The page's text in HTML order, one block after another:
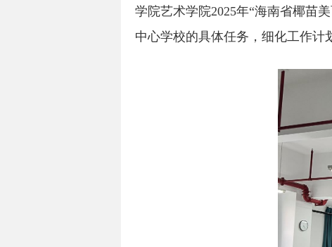
学院艺术学院2025年“海南省椰苗
中心学校的具体任务，细化工作计